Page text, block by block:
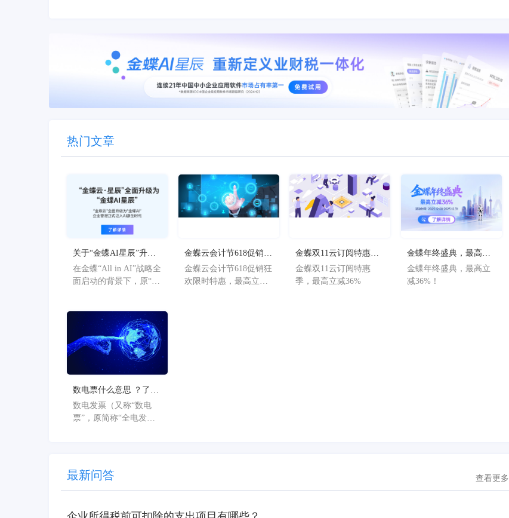
热门文章
关于“金蝶AI星辰”升级
为“金蝶AI星辰”的官方
公告
在金蝶“All in AI”战略全
面启动的背景下，原“金
次从“云”到“AI”的品牌
焕新，标志着星辰系列
产品全面迈入AI驱动的
新阶段，旨在以AI技术
重构小微企业数智化解
入新动能。
金蝶云会计节618促销狂
欢限时特惠，最高立减
36%
金蝶云会计节618促销狂
欢限时特惠，最高立减
金蝶双11云订阅特惠
季，最高立减36%
金蝶双11云订阅特惠
季，最高立减36%
金蝶年终盛典，最高立
减36%！
金蝶年终盛典，最高立
减36%！
数电票什么意思 ？了解
数电票的基本概念
数电发票（又称“数电
票”，原简称“全电发
效力的全新发票，不以
纸质形式存在、不用介
质支撑、无须申请领
最新问答 查看更多